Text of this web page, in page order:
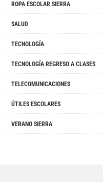
ROPA ESCOLAR SIERRA
SALUD
TECNOLOGÍA
TECNOLOGÍA REGRESO A CLASES
TELECOMUNICACIONES
ÚTILES ESCOLARES
VERANO SIERRA